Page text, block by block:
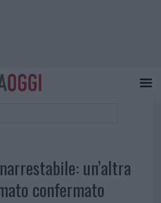
un’altra
confermato